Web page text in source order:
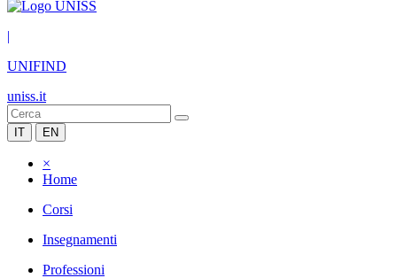
|
UNIFIND
uniss.it
IT EN
×
Home
Corsi
Insegnamenti
Professioni